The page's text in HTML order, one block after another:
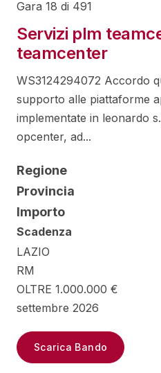
Gara 18 di 491
Servizi plm
teamcenter
WS3124294072 Accordo
supporto alle piattaforme
implementate in leonardo
opcenter, ad...
Regione
Provincia
Importo
Scadenza
LAZIO
RM
OLTRE 1.000.000 €
settembre 2026
Scarica Bando